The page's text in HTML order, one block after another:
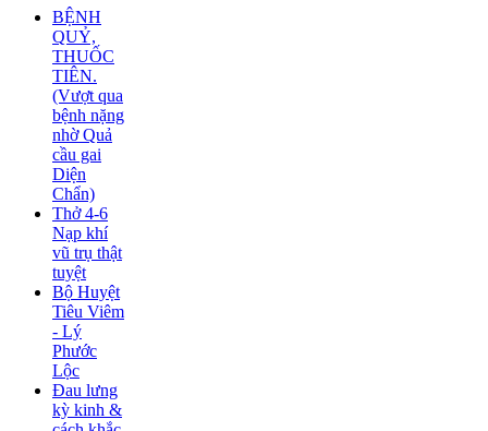
BỆNH
QUỶ,
THUỐC
TIÊN.
(Vượt qua
bệnh nặng
nhờ Quả
cầu gai
Diện
Chẩn)
Thở 4-6
Nạp khí
vũ trụ thật
tuyệt
Bộ Huyệt
Tiêu Viêm
- Lý
Phước
Lộc
Đau lưng
kỳ kinh &